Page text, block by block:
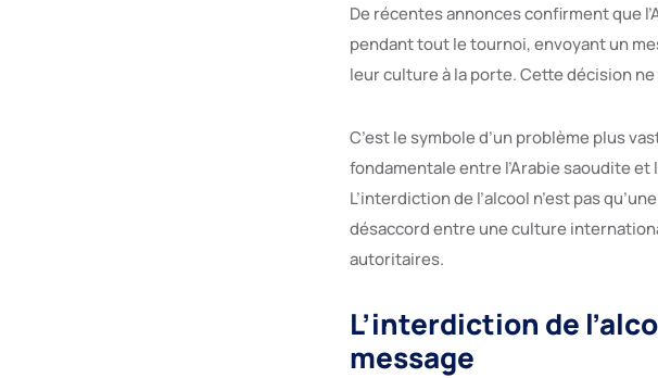
De récentes annonces confirment que
pendant tout le tournoi, envoyant un
leur culture à la porte. Cette décision
C’est le symbole d’un problème plus
fondamentale entre l’Arabie saoudite
L’interdiction de l’alcool n’est pas
désaccord entre une culture
autoritaires.
L’interdiction de
message